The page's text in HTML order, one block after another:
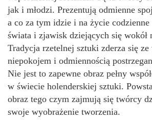
jak i młodzi. Prezentują odmienne
a co za tym idzie i na życie codzienne
świata i zjawisk dziejących się wokół
Tradycja rzetelnej sztuki zderza się ze
niepokojem i odmiennością
Nie jest to zapewne obraz pełny
w świecie holenderskiej sztuki.
obraz tego czym zajmują się twórcy
swoje wyobrażenie tworzenia.